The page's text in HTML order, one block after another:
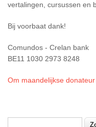
vertalingen, cursussen en
Bij voorbaat dank!
Comundos - Crelan bank
BE11 1030 2973 8248
Om maandelijkse donateur